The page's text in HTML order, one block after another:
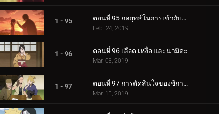
1 - 95 ตอนที่ 95 กลยุทธ์ในการเข้ากับลูกสาวของคุณ
Feb. 24, 2019
1 - 96 ตอนที่ 96 เลือด เหงื่อ และนามิดะ
Mar. 03, 2019
1 - 97 ตอนที่ 97 การตัดสินใจของชิกาได
Mar. 10, 2019